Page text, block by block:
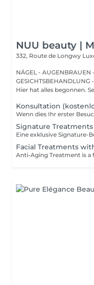
NUU beauty |
332, Route de Longwy
NÄGEL - AUGENBRAUEN
GESICHTSBEHANDLUNG
Hier hat alles begonnen.
Konsultation
Signature
Facial Treatments